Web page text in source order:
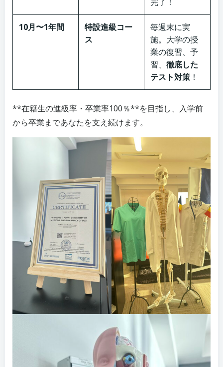
10月〜1年間
特設進級コー
ス
毎週末に実
施。大学の授
業の復習、予
習、 徹底した
テスト対策 ！
**在籍生の進級率・卒業率100％**を目指し、入学前
から卒業まであなたを支え続けます。